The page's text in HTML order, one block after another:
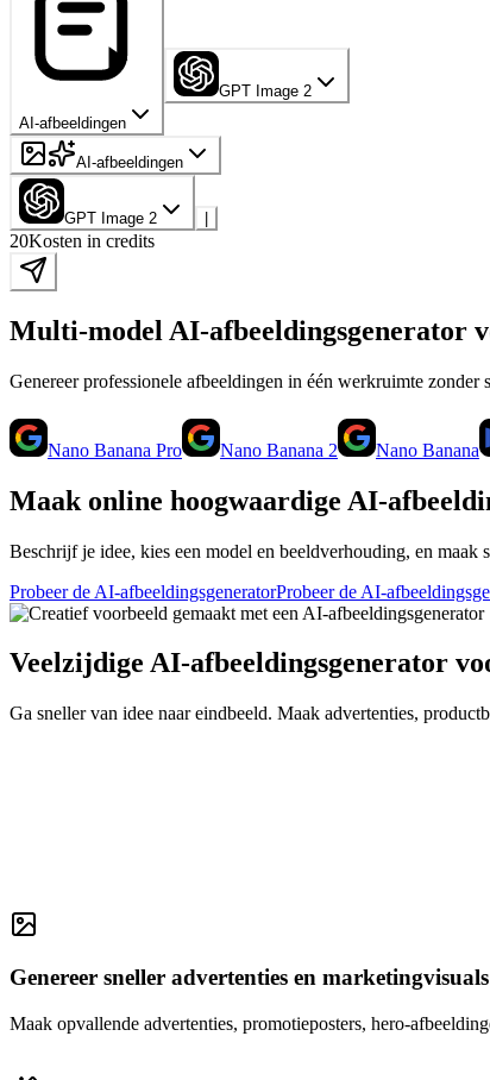
AI-afbeeldingen
GPT Image 2
AI-afbeeldingen
GPT Image 2
20Kosten in credits
Multi-model AI-afbeeldingsgenerator
Genereer professionele afbeeldingen in één werkruimte
Nano Banana Pro Nano Banana 2 Nano Banana
Maak online hoogwaardige AI-
Beschrijf je idee, kies een model en beeldverhouding, en
Probeer de AI-afbeeldingsgeneratorProbeer de AI-
Veelzijdige AI-afbeeldingsgenerator
Ga sneller van idee naar eindbeeld. Maak advertenties,
Genereer sneller advertenties en marketingvisuals
Maak opvallende advertenties, promotieposters, hero-